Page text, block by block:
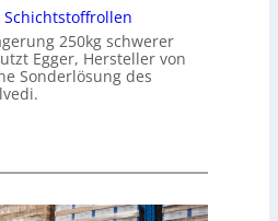
250kg schwerer
Egger, Hersteller von
Sonderlösung des